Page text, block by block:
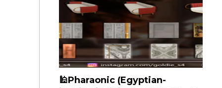
🕌Pharaonic (Egyptian-